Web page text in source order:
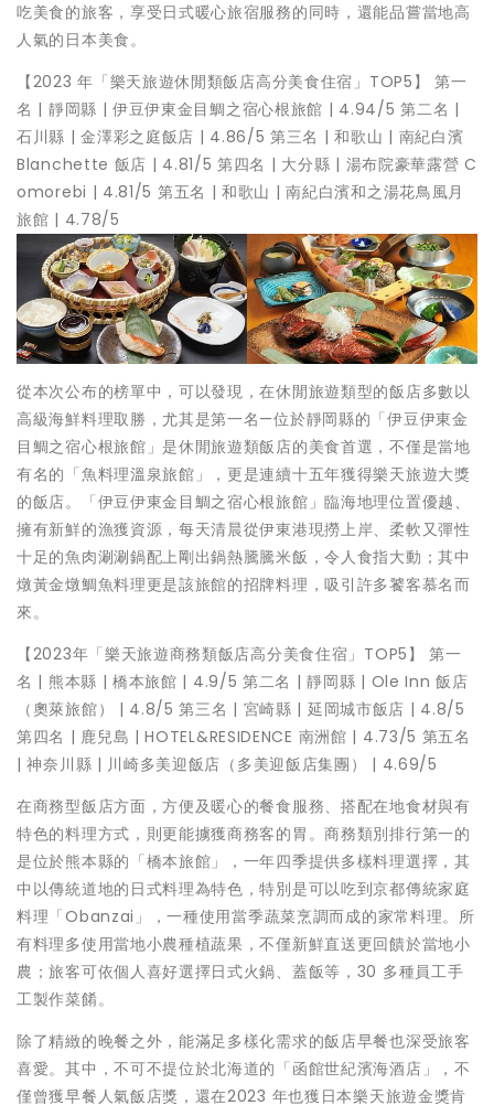
吃美食的旅客，享受日式暖心旅宿服務的同時，還能品嘗當地高
人氣的日本美食。
【2023 年「樂天旅遊休閒類飯店高分美食住宿」TOP5】 第一
名 | 靜岡縣 | 伊豆伊東金目鯛之宿心根旅館 | 4.94/5 第二名 |
石川縣 | 金澤彩之庭飯店 | 4.86/5 第三名 | 和歌山 | 南紀白濱
Blanchette 飯店 | 4.81/5 第四名 | 大分縣 | 湯布院豪華露營 C
omorebi | 4.81/5 第五名 | 和歌山 | 南紀白濱和之湯花鳥風月
旅館 | 4.78/5
從本次公布的榜單中，可以發現，在休閒旅遊類型的飯店多數以
高級海鮮料理取勝，尤其是第一名—位於靜岡縣的「伊豆伊東金
目鯛之宿心根旅館」是休閒旅遊類飯店的美食首選，不僅是當地
有名的「魚料理溫泉旅館」，更是連續十五年獲得樂天旅遊大獎
的飯店。「伊豆伊東金目鯛之宿心根旅館」臨海地理位置優越、
擁有新鮮的漁獲資源，每天清晨從伊東港現撈上岸、柔軟又彈性
十足的魚肉涮涮鍋配上剛出鍋熱騰騰米飯，令人食指大動；其中
燉黃金燉鯛魚料理更是該旅館的招牌料理，吸引許多饕客慕名而
來。
【2023年「樂天旅遊商務類飯店高分美食住宿」TOP5】 第一
名 | 熊本縣 | 橋本旅館 | 4.9/5 第二名 | 靜岡縣 | Ole Inn 飯店
（奧萊旅館） | 4.8/5 第三名 | 宮崎縣 | 延岡城市飯店 | 4.8/5
第四名 | 鹿兒島 | HOTEL&RESIDENCE 南洲館 | 4.73/5 第五名
| 神奈川縣 | 川崎多美迎飯店（多美迎飯店集團） | 4.69/5
在商務型飯店方面，方便及暖心的餐食服務、搭配在地食材與有
特色的料理方式，則更能擄獲商務客的胃。商務類別排行第一的
是位於熊本縣的「橋本旅館」，一年四季提供多樣料理選擇，其
中以傳統道地的日式料理為特色，特別是可以吃到京都傳統家庭
料理「Obanzai」，一種使用當季蔬菜烹調而成的家常料理。所
有料理多使用當地小農種植蔬果，不僅新鮮直送更回饋於當地小
農；旅客可依個人喜好選擇日式火鍋、蓋飯等，30 多種員工手
工製作菜餚。
除了精緻的晚餐之外，能滿足多樣化需求的飯店早餐也深受旅客
喜愛。其中，不可不提位於北海道的「函館世紀濱海酒店」，不
僅曾獲早餐人氣飯店獎，還在2023 年也獲日本樂天旅遊金獎肯